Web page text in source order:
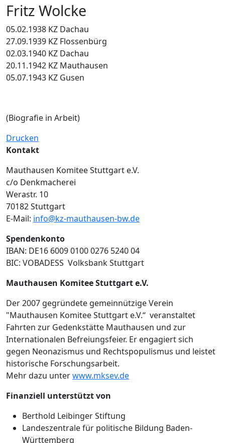
Fritz Wolcke
05.02.1938 KZ Dachau
27.09.1939 KZ Flossenbürg
02.03.1940 KZ Dachau
20.11.1942 KZ Mauthausen
05.07.1943 KZ Gusen
(Biografie in Arbeit)
Drucken
Kontakt
Mauthausen Komitee Stuttgart e.V.
c/o Denkmacherei
Werastr. 10
70182 Stuttgart
E-Mail: info@kz-mauthausen-bw.de
Spendenkonto
IBAN: DE16 6009 0100 0276 5240 04
BIC: VOBADESS Volksbank Stuttgart
Mauthausen Komitee Stuttgart e.V.
Der 2007 gegründete gemeinnützige Verein
"Mauthausen Komitee Stuttgart e.V.“ veranstaltet
Fahrten zur Gedenkstätte Mauthausen und zur
Internationalen Befreiungsfeier. Er engagiert sich
gegen Neonazismus und Rechtspopulismus und leistet
historische Forschungsarbeit.
Mehr dazu unterwww.mksev.de
Finanziell unterstützt von
Berthold Leibinger Stiftung
Landeszentrale für politische Bildung Baden-
Württemberg